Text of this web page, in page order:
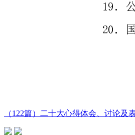
（122篇）二十大心得体会、讨论及